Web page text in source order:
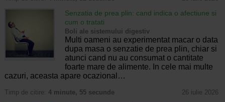
Senzatia de prea plin: cand indica o afectiune si
cum o tratati
Boli ale sistemului digestiv
Multi oameni au experimentat macar o data
dupa masa o senzatie de prea plin, chiar si
atunci cand nu au consumat o cantitate
foarte mare de alimente. In cele mai multe
cazuri, aceasta apare ocazional…
Timp de citire: 4 minute, 55 secunde 26 iulie 2026